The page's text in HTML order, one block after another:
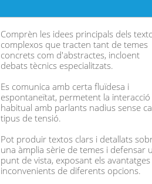
Comprèn les idees principals dels
complexos que tracten tant de temes
concrets com d'abstractes, incloent
debats tècnics especialitzats.
Es comunica amb certa fluïdesa i
espontaneïtat, permetent la interacció
habitual amb parlants nadius sense
tipus de tensió.
Pot produir textos clars i detallats
una àmplia sèrie de temes i defensar
punt de vista, exposant els avantatges
inconvenients de diferents opcions.